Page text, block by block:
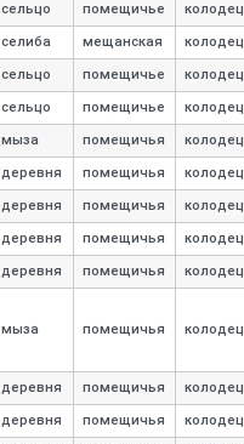
сельцо помещичье колодец
селиба мещанская колодец
сельцо помещичье колодец
сельцо помещичье колодец
мыза помещичья колодец
деревня помещичья колодец
деревня помещичья колодец
деревня помещичья колодец
деревня помещичья колодец
мыза помещичья колодец
деревня помещичья колодец
деревня помещичья колодец